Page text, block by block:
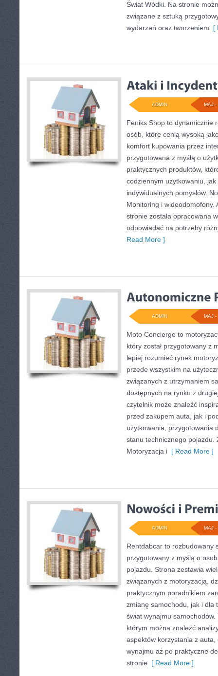
Świat Wódki. Na stronie
związane z sztuką
wydarzeń oraz tworzeniem [
MAJ -
ADMIN
Feniks Shop to dynamicznie
osób, które cenią wysoką
komfort kupowania przez
przygotowana z myślą o
praktycznych produktów,
codziennym użytkowaniu,
indywidualnych pomysłów.
Monitoring i wideodomofony.
stronie została opracowana
odpowiadać na potrzeby
Read More ]
MAJ -
ADMIN
Moto Concierge to
który został przygotowany z
lepiej rozumieć rynek
przede wszystkim na
związanych z utrzymaniem
dostępnych na rynku z
czytelnik może znaleźć
przed zakupem auta, jak i
użytkowania, przygotowania
stanu technicznego pojazdu.
Motoryzacja i [ Read More ]
MAJ -
ADMIN
Rentdabcar to rozbudowany
przygotowany z myślą o
pojazdu. Strona zestawia
związanych z motoryzacją,
praktycznym poradnikiem
zmianę samochodu, jak i dla
świat wynajmu
którym można znaleźć
aspektów korzystania z
wynajmu aż po praktyczne
stronie [ Read More ]